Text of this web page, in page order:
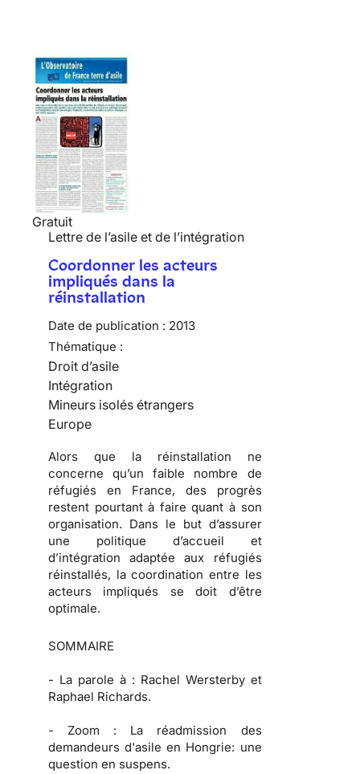
Gratuit
Lettre de l’asile et de l’intégration
Coordonner les acteurs
impliqués dans la
réinstallation
Date de publication : 2013
Thématique :
Droit d’asile
Intégration
Mineurs isolés étrangers
Europe
Alors que la réinstallation ne
concerne qu’un faible nombre de
réfugiés en France, des progrès
restent pourtant à faire quant à son
organisation. Dans le but d’assurer
une politique d’accueil et
d’intégration adaptée aux réfugiés
réinstallés, la coordination entre les
acteurs impliqués se doit d’être
optimale.
SOMMAIRE
- La parole à : Rachel Wersterby et
Raphael Richards.
-Zoom : La réadmission des
demandeurs d'asile en Hongrie: une
question en suspens.